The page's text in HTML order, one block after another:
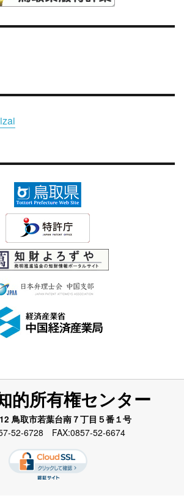
的所有権センター
鳥取市若葉台南７丁目５番１号
52-6728 FAX:0857-52-6674